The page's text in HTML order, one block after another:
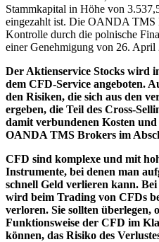
Stammkapital in Höhe von
eingezahlt ist. Die OANDA TMS
Kontrolle durch die polnische
einer Genehmigung von 26.
Der Aktienservice Stocks wird
dem CFD-Service angeboten.
den Risiken, die sich aus den
ergeben, die Teil des Cross-
damit verbundenen Kosten
OANDA TMS Brokers im
CFD sind komplexe und mit
Instrumente, bei denen man
schnell Geld verlieren kann.
wird beim Trading von CFDs
verloren. Sie sollten überlegen,
Funktionsweise der CFD im
können, das Risiko des